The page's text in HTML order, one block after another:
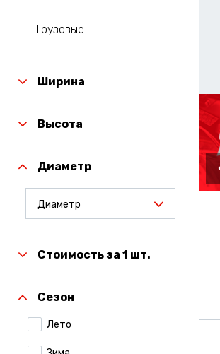
Грузовые
Ширина
Высота
Диаметр
Диаметр
Стоимость за 1 шт.
Сезон
Лето